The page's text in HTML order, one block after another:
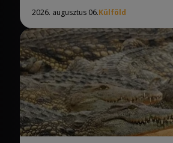
2026. augusztus 06.Külföld